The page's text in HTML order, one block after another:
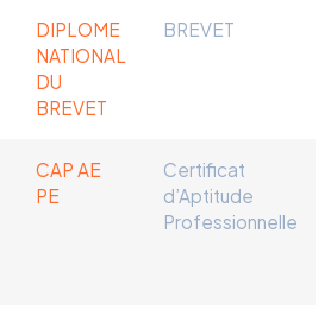
DIPLOME
NATIONAL
DU
BREVET
BREVET
CAP AE
PE
Certificat
d’Aptitude
Professionnelle